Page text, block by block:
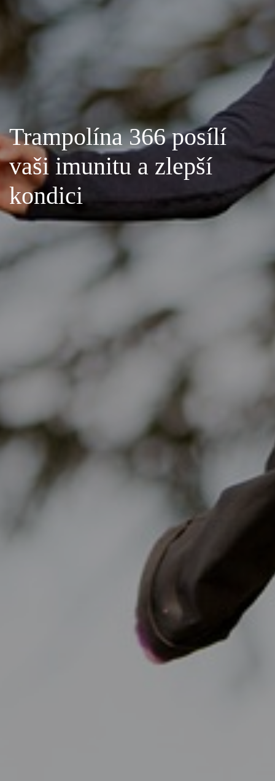
Trampolína 366 posílí
vaši imunitu a zlepší
kondici